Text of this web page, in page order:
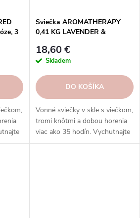
3
Sviečka AROMATHERAPY
0,41 KG LAVENDER &
CREEK
18,60 €
Skladem
DO KOŠÍKA
Vonné sviečky v skle s viečkom,
tromi knôtmi a dobou horenia
viac ako 35 hodín. Vychutnajte
si rozmanitosť vôní a